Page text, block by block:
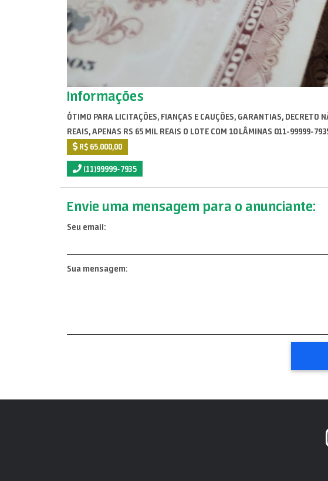
Informações
ÓTIMO PARA LICITAÇÕES, FIANÇAS E CAUÇÕES, GARANTIAS,
REAIS, APENAS RS 65 MIL REAIS O LOTE COM 10 LÂMINAS 011-99999-
R$ 65.000,00
(11)99999-7935
Envie uma mensagem para o anunciante:
Seu email:
Sua mensagem: